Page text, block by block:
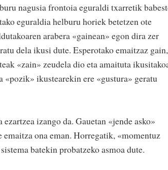
nagusia frontoia eguraldi txarretik
eguraldia helburu horiek betetzen ote
arabera «gainean» egon dira zer
dela ikusi dute. Esperotako emaitzaz gain,
«zain» zeudela dio eta amaituta
ikustearekin ere «gustura» geratu
izango da. Gauetan «jende asko»
ona eman. Horregatik, «momentuz
batekin probatzeko asmoa dute.